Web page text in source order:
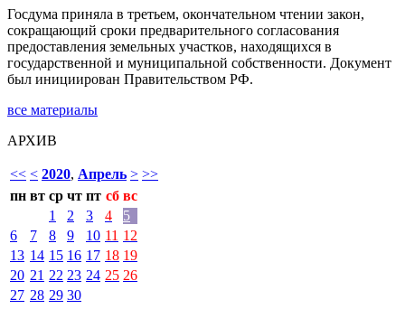
Госдума приняла в третьем, окончательном чтении закон,
сокращающий сроки предварительного согласования
предоставления земельных участков, находящихся в
государственной и муниципальной собственности. Документ
был инициирован Правительством РФ.
все материалы
АРХИВ
<< < 2020, Апрель > >>
пн вт ср чт пт сб вс
1
2 3 4
5
6
7 8 9 10 11 12
13 14 15 16 17 18 19
20 21 22 23 24 25 26
27 28 29 30